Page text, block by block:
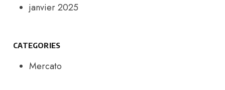
janvier 2025
CATEGORIES
Mercato